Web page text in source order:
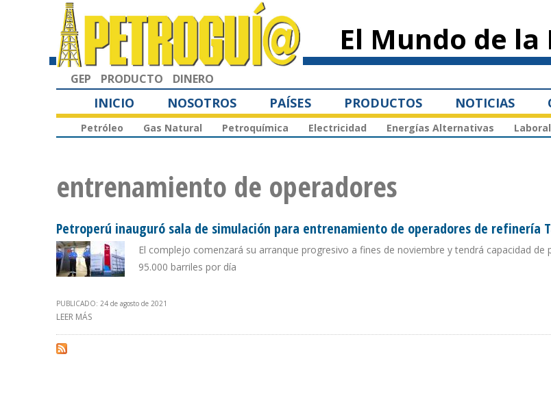
principal
El Mundo de la
GEP PRODUCTO DINERO
INICIO NOSOTROS PAÍSES PRODUCTOS NOTICIAS
Petróleo Gas Natural Petroquímica Electricidad Energías Alternativas
entrenamiento de operadores
Petroperú inauguró sala de simulación para entrenamiento de operadores de refinería
El complejo comenzará su arranque progresivo a fines de noviembre y tendrá capacidad de
95.000 barriles por día
PUBLICADO: 24 de agosto de 2021
LEER MÁS